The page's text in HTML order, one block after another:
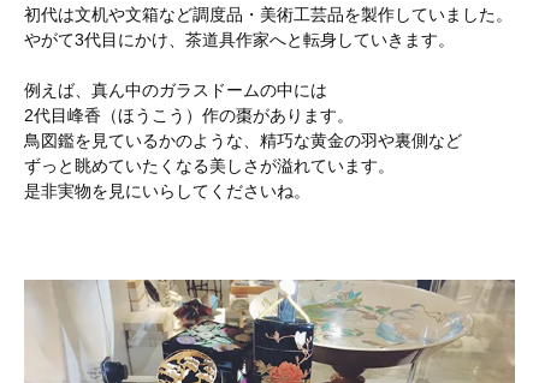
初代は文机や文箱など調度品・美術工芸品を製作していました。
やがて3代目にかけ、茶道具作家へと転身していきます。
例えば、真ん中のガラスドームの中には
2代目峰香（ほうこう）作の棗があります。
鳥図鑑を見ているかのような、精巧な黄金の羽や裏側など
ずっと眺めていたくなる美しさが溢れています。
是非実物を見にいらしてくださいね。